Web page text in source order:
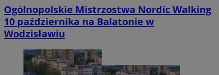
Ogólnopolskie Mistrzostwa Nordic Walking
10 października na Balatonie w
Wodzisławiu